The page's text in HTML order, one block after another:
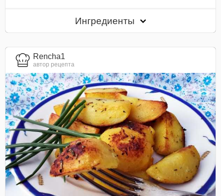
Ингредиенты
Rencha1
автор рецепта